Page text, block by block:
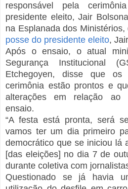
responsável pela
presidente eleito, Jair
na Esplanada dos Ministérios,
posse do presidente eleito,
Após o ensaio, o atual
Segurança Institucional
Etchegoyen, disse que os
cerimônia estão prontos e
alterações em relação ao
ensaio.
“A festa está pronta, será
vamos ter um dia primeiro
democrático que se iniciou lá
[das eleições] no dia 7 de
durante coletiva com
Questionado se já havia